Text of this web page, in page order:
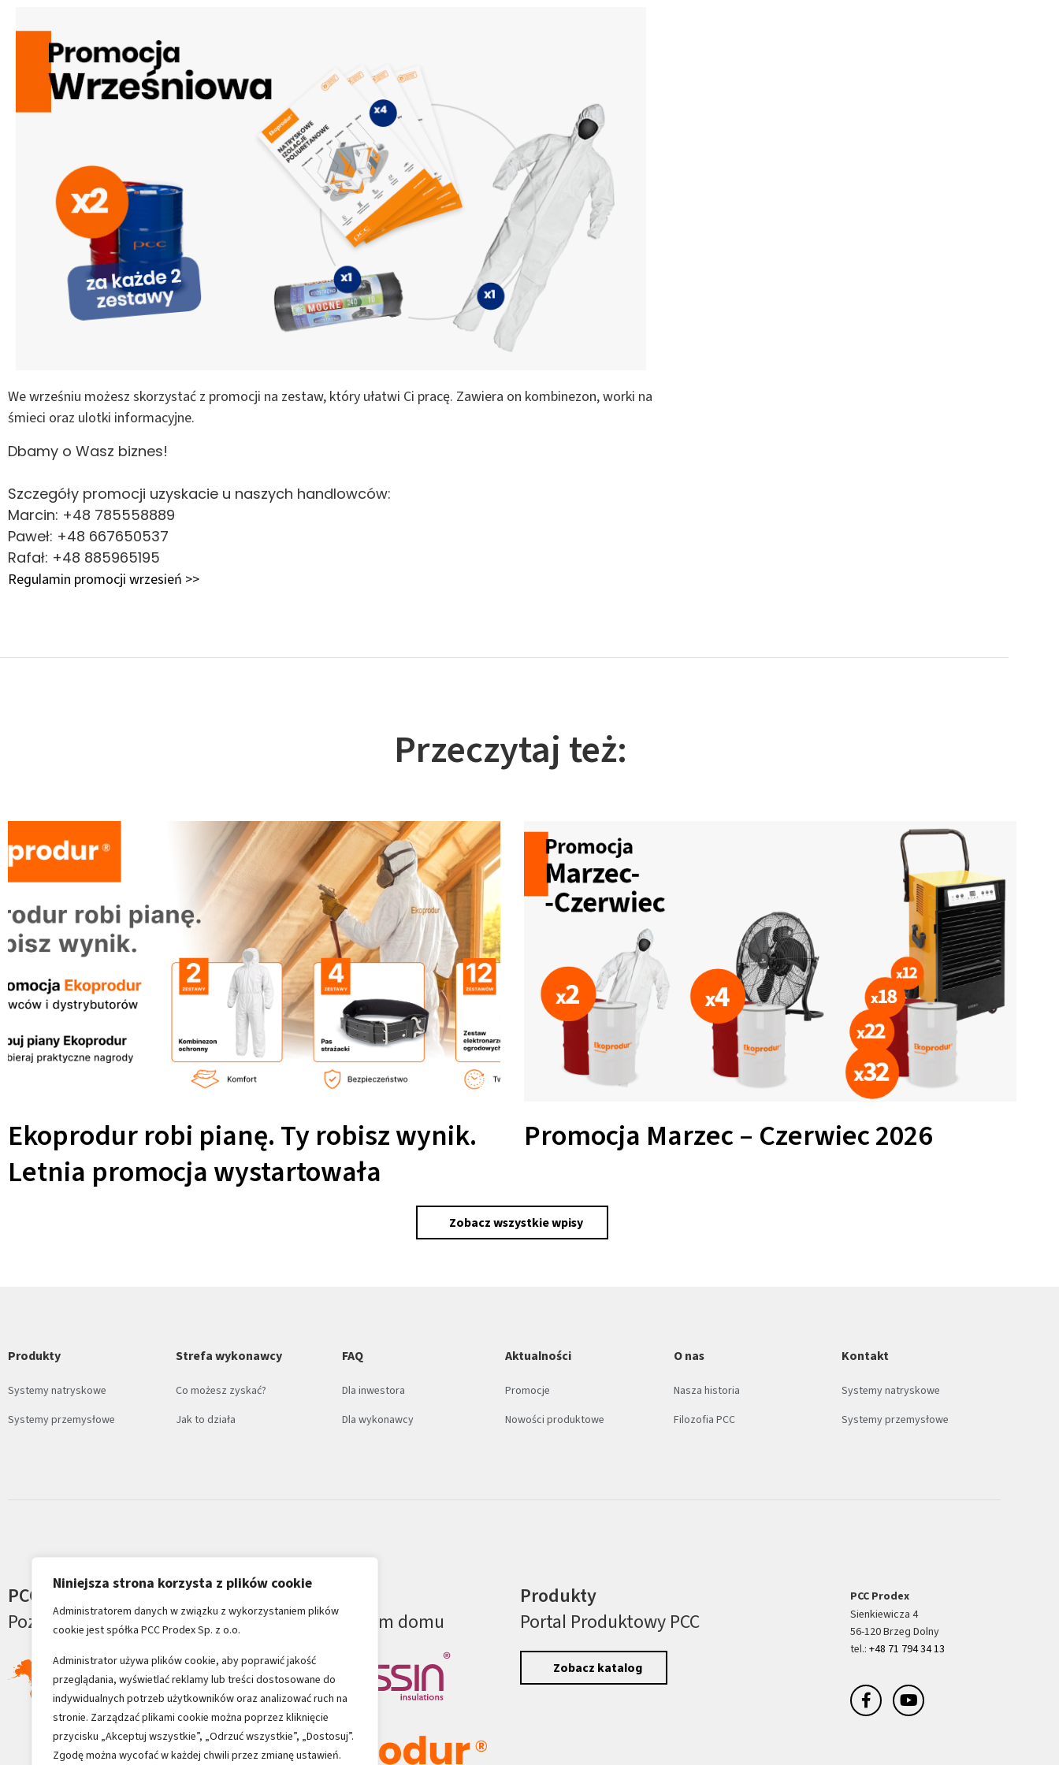
Niniejsza strona korzysta z plików cookie
Administratorem danych w związku z wykorzystaniem plików
cookie jest spółka PCC Prodex Sp. z o.o.
Administrator używa plików cookie, aby poprawić jakość
przeglądania, wyświetlać reklamy lub treści dostosowane do
indywidualnych potrzeb użytkowników oraz analizować ruch na
stronie. Zarządzać plikami cookie można poprzez kliknięcie
przycisku „Akceptuj wszystkie”, „Odrzuć wszystkie”, „Dostosuj”.
Zgodę można wycofać w każdej chwili przez zmianę ustawień.
We wrześniu możesz skorzystać z promocji na zestaw, który ułatwi Ci pracę. Zawiera on kombinezon, worki na
śmieci oraz ulotki informacyjne.
Dbamy o Wasz biznes!
Szczegóły promocji uzyskacie u naszych handlowców:
Marcin: +48 785558889
Paweł: +48 667650537
Rafał: +48 885965195
Regulamin promocji wrzesień >>
Przeczytaj też:
Ekoprodur robi pianę. Ty robisz wynik.
Letnia promocja wystartowała
Promocja Marzec – Czerwiec 2026
Zobacz wszystkie wpisy
Produkty
Systemy natryskowe
Systemy przemysłowe
Strefa wykonawcy
Co możesz zyskać?
Jak to działa
FAQ
Dla inwestora
Dla wykonawcy
Aktualności
Promocje
Nowości produktowe
O nas
Nasza historia
Filozofia PCC
Kontakt
Systemy natryskowe
Systemy przemysłowe
PCC na świecie
Poznaj Grupę PCC
Nasze marki:
Ciepło w Twoim domu
Produkty
Portal Produktowy PCC
Zobacz katalog
PCC Prodex
Sienkiewicza 4
56-120 Brzeg Dolny
tel.:+48 71 794 34 13